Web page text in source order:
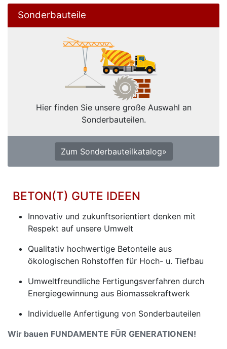
Sonderbauteile
Hier finden Sie unsere große Auswahl an
Sonderbauteilen.
Zum Sonderbauteilkatalog»
BETON(T) GUTE IDEEN
Innovativ und zukunftsorientiert denken mit
Respekt auf unsere Umwelt
Qualitativ hochwertige Betonteile aus
ökologischen Rohstoffen für Hoch- u. Tiefbau
Umweltfreundliche Fertigungsverfahren durch
Energiegewinnung aus Biomassekraftwerk
Individuelle Anfertigung von Sonderbauteilen
Wir bauen FUNDAMENTE FÜR GENERATIONEN!